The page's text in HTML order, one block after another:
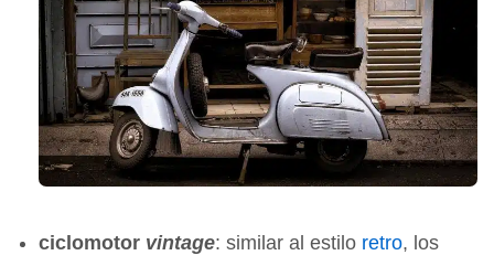
ciclomotor vintage: similar al estilo retro, los